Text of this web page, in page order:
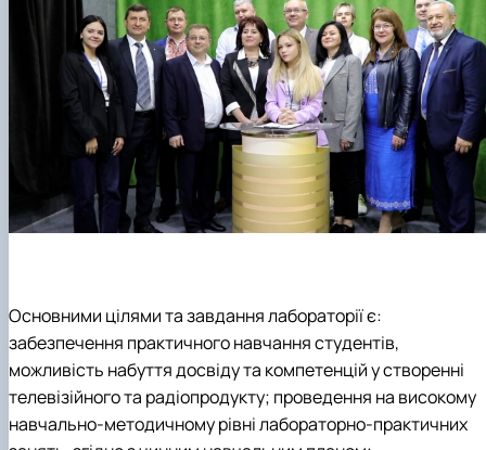
Основними цілями та завдання лабораторії є:
забезпечення практичного навчання студентів,
можливість набуття досвіду та компетенцій у створенні
телевізійного та радіопродукту; проведення на високому
навчально-методичному рівні лабораторно-практичних